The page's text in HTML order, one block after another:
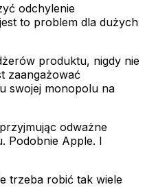
odchylenie
to problem dla dużych
produktu, nigdy nie
zaangażować
swojej monopolu na
odważne
Podobnie Apple. I
trzeba robić tak wiele